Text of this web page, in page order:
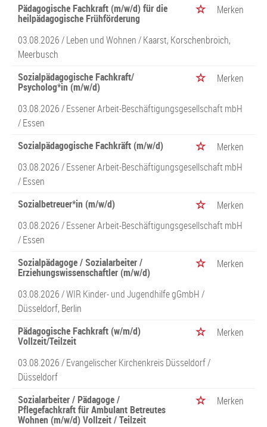
Pädagogische Fachkraft (m/w/d) für die
heilpädagogische Frühförderung
Merken
03.08.2026 /Leben und Wohnen/ Kaarst, Korschenbroich,
Meerbusch
Sozialpädagogische Fachkraft/
Psycholog*in (m/w/d)
Merken
03.08.2026 /Essener Arbeit-Beschäftigungsgesellschaft mbH
/ Essen
Sozialpädagogische Fachkräft (m/w/d)
Merken
03.08.2026 /Essener Arbeit-Beschäftigungsgesellschaft mbH
/ Essen
Sozialbetreuer*in (m/w/d)
Merken
03.08.2026 /Essener Arbeit-Beschäftigungsgesellschaft mbH
/ Essen
Sozialpädagoge / Sozialarbeiter /
Erziehungswissenschaftler (m/w/d)
Merken
03.08.2026 /WIR Kinder- und Jugendhilfe gGmbH/
Düsseldorf, Berlin
Pädagogische Fachkraft (w/m/d)
Vollzeit/Teilzeit
Merken
03.08.2026 /Evangelischer Kirchenkreis Düsseldorf/
Düsseldorf
Sozialarbeiter / Pädagoge /
Pflegefachkraft für Ambulant Betreutes
Wohnen (m/w/d) Vollzeit / Teilzeit
Merken